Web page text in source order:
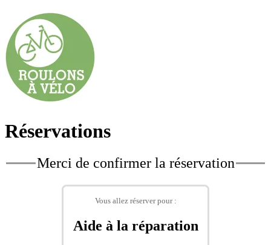
Réservations
Merci de confirmer la réservation
Vous allez réserver pour :
Aide à la réparation